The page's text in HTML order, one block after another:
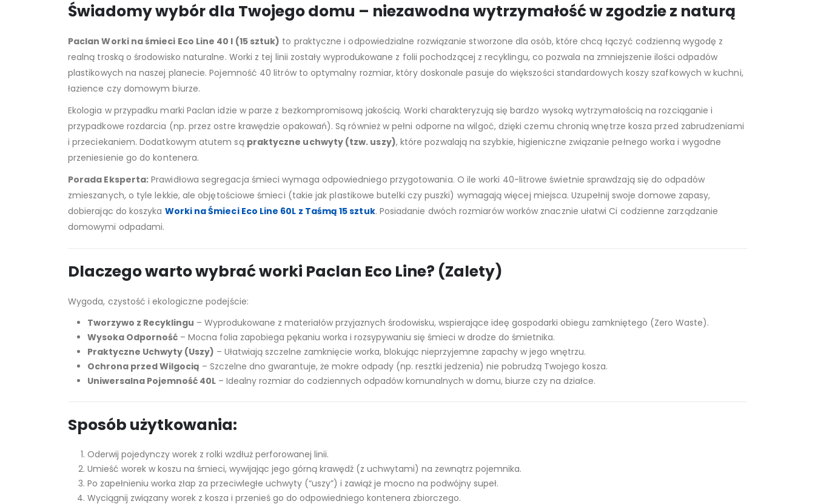
Świadomy wybór dla Twojego domu – niezawodna wytrzymałość w zgodzie z naturą
Paclan Worki na śmieci Eco Line 40 l (15 sztuk) to praktyczne i odpowiedzialne rozwiązanie stworzone dla osób, które chcą łączyć codzienną wygodę z
realną troską o środowisko naturalne. Worki z tej linii zostały wyprodukowane z folii pochodzącej z recyklingu, co pozwala na zmniejszenie ilości odpadów
plastikowych na naszej planecie. Pojemność 40 litrów to optymalny rozmiar, który doskonale pasuje do większości standardowych koszy szafkowych w kuchni,
łazience czy domowym biurze.
Ekologia w przypadku marki Paclan idzie w parze z bezkompromisową jakością. Worki charakteryzują się bardzo wysoką wytrzymałością na rozciąganie i
przypadkowe rozdarcia (np. przez ostre krawędzie opakowań). Są również w pełni odporne na wilgoć, dzięki czemu chronią wnętrze kosza przed zabrudzeniami
i przeciekaniem. Dodatkowym atutem są praktyczne uchwyty (tzw. uszy), które pozwalają na szybkie, higieniczne związanie pełnego worka i wygodne
przeniesienie go do kontenera.
Porada Eksperta: Prawidłowa segregacja śmieci wymaga odpowiedniego przygotowania. O ile worki 40-litrowe świetnie sprawdzają się do odpadów
zmieszanych, o tyle lekkie, ale objętościowe śmieci (takie jak plastikowe butelki czy puszki) wymagają więcej miejsca. Uzupełnij swoje domowe zapasy,
dobierając do koszyka Worki na Śmieci Eco Line 60L z Taśmą 15 sztuk. Posiadanie dwóch rozmiarów worków znacznie ułatwi Ci codzienne zarządzanie
domowymi odpadami.
Dlaczego warto wybrać worki Paclan Eco Line? (Zalety)
Wygoda, czystość i ekologiczne podejście:
Tworzywo z Recyklingu – Wyprodukowane z materiałów przyjaznych środowisku, wspierające ideę gospodarki obiegu zamkniętego (Zero Waste).
Wysoka Odporność – Mocna folia zapobiega pękaniu worka i rozsypywaniu się śmieci w drodze do śmietnika.
Praktyczne Uchwyty (Uszy) – Ułatwiają szczelne zamknięcie worka, blokując nieprzyjemne zapachy w jego wnętrzu.
Ochrona przed Wilgocią – Szczelne dno gwarantuje, że mokre odpady (np. resztki jedzenia) nie pobrudzą Twojego kosza.
Uniwersalna Pojemność 40L – Idealny rozmiar do codziennych odpadów komunalnych w domu, biurze czy na działce.
Sposób użytkowania:
Oderwij pojedynczy worek z rolki wzdłuż perforowanej linii.
Umieść worek w koszu na śmieci, wywijając jego górną krawędź (z uchwytami) na zewnątrz pojemnika.
Po zapełnieniu worka złap za przeciwległe uchwyty (“uszy”) i zawiąż je mocno na podwójny supeł.
Wyciągnij związany worek z kosza i przenieś go do odpowiedniego kontenera zbiorczego.